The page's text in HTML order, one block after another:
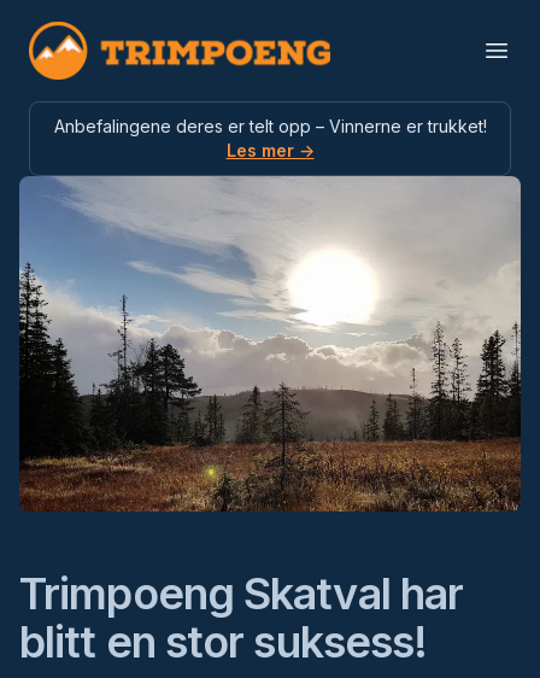
Trimpoeng
Anbefalingene deres er telt opp – Vinnerne er trukket!
Les mer →
Trimpoeng Skatval har
blitt en stor suksess!